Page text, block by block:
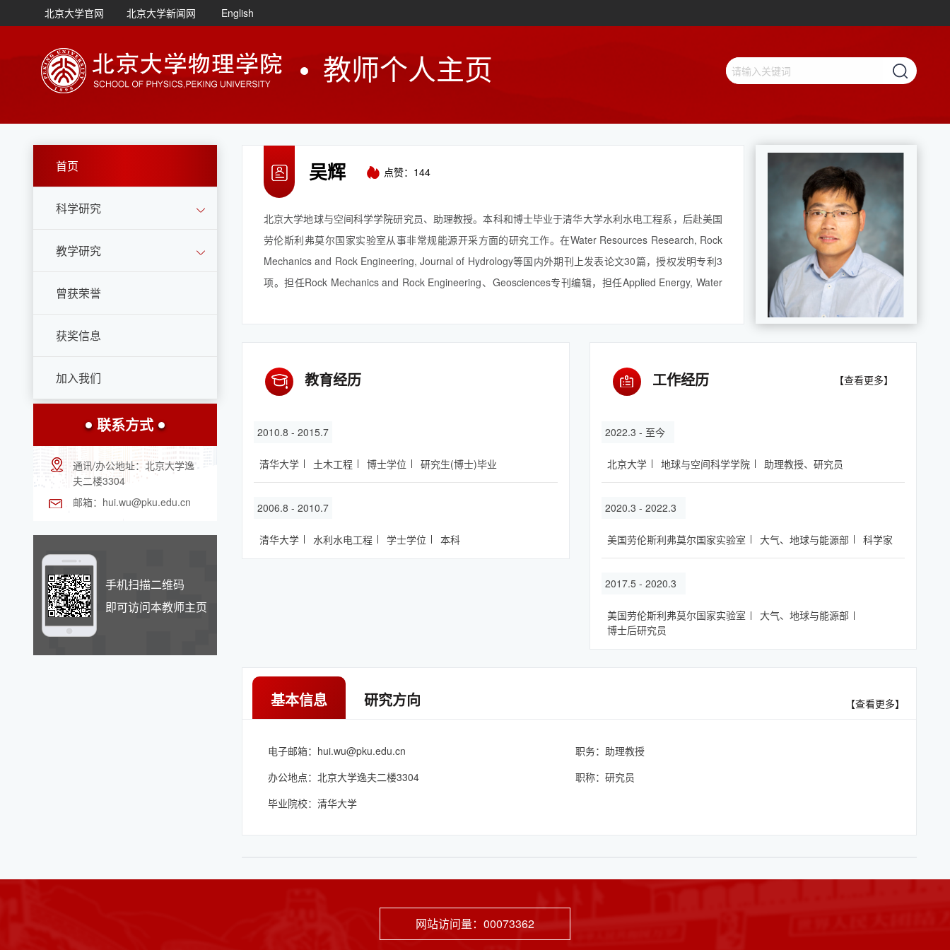
北京大学官网 北京大学新闻网 English
教师个人主页
首页
科学研究
教学研究
曾获荣誉
获奖信息
加入我们
联系方式
通讯/办公地址：北京大学逸
夫二楼3304
邮箱： hui.wu@pku.edu.cn
手机扫描二维码
即可访问本教师主页
吴辉 点赞： 144
北京大学地球与空间科学学院研究员、助理教授。本科和博士毕业于清华大学水利水电工程系，后赴美国
劳伦斯利弗莫尔国家实验室从事非常规能源开采方面的研究工作。在Water Resources Research, Rock
Mechanics and Rock Engineering, Journal of Hydrology等国内外期刊上发表论文30篇，授权发明专利3
项。担任Rock Mechanics and Rock Engineering、Geosciences专刊编辑，担任Applied Energy, Water
教育经历
2010.8 - 2015.7
清华大学 土木工程 博士学位 研究生(博士)毕业
2006.8 - 2010.7
清华大学 水利水电工程 学士学位 本科
工作经历 【查看更多】
2022.3 - 至今
北京大学 地球与空间科学学院 助理教授、研究员
2020.3 - 2022.3
美国劳伦斯利弗莫尔国家实验室 大气、地球与能源部 科学家
2017.5 - 2020.3
美国劳伦斯利弗莫尔国家实验室
大气、地球与能源部
博士后研究员
基本信息 研究方向 【查看更多】
电子邮箱： hui.wu@pku.edu.cn
职务：助理教授
办公地点：北京大学逸夫二楼3304
职称：研究员
毕业院校：清华大学
网站访问量： 00073362